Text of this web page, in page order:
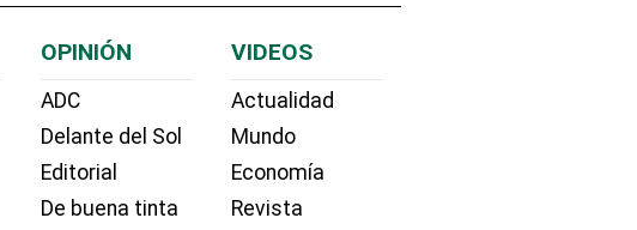
OPINIÓN
ADC
Delante del Sol
Editorial
De buena tinta
VIDEOS
Actualidad
Mundo
Economía
Revista